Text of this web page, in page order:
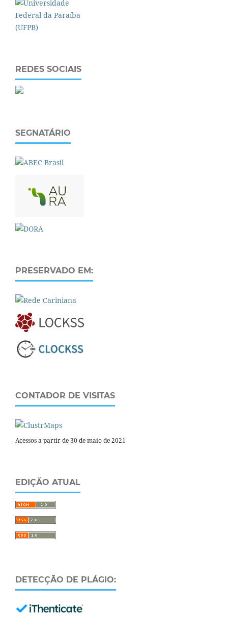
REDES SOCIAIS
SEGNATÁRIO
PRESERVADO EM:
CONTADOR DE VISITAS
Acessos a partir de 30 de maio de 2021
EDIÇÃO ATUAL
DETECÇÃO DE PLÁGIO: